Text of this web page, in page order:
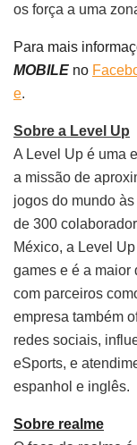
os força a uma
Para mais
MOBILE no
e.
Sobre a Level Up
A Level Up é uma
a missão de
jogos do mundo
de 300
México, a Level
games e é a maior
com parceiros
empresa também
redes sociais,
eSports, e
espanhol e inglês.
Sobre realme